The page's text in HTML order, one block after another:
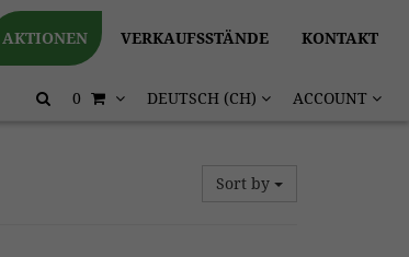
AKTIONEN VERKAUFSSTÄNDE KONTAKT
0 DEUTSCH (CH) ACCOUNT
Sort by